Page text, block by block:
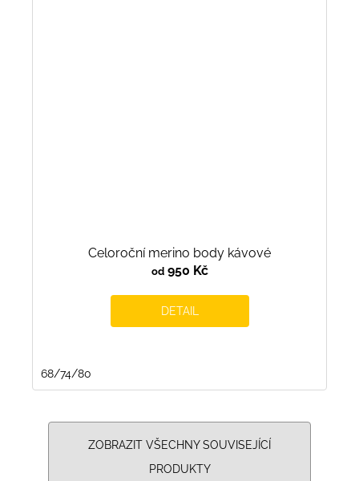
Celoroční merino body kávové
od950 Kč
DETAIL
68/74/80
ZOBRAZIT VŠECHNY SOUVISEJÍCÍ
PRODUKTY